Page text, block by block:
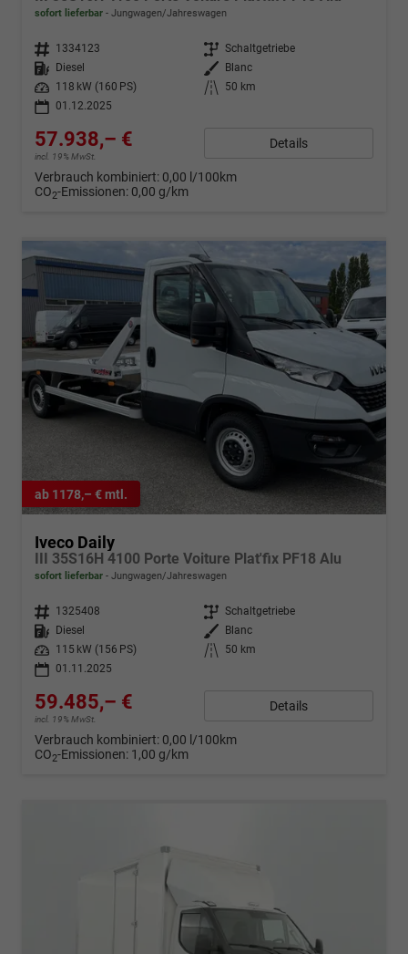
sofort lieferbar Jungwagen/Jahreswagen
Fahrzeugnr. 1334123 Getriebe Schaltgetriebe
Kraftstoff
Diesel Außenfarbe
Blanc
Leistung
118 kW (160 PS) Kilometerstand
50 km
01.12.2025
57.938,– €
incl. 19% MwSt.
Details
Verbrauch kombiniert: 0,00 l/100km
CO2-Emissionen: 0,00 g/km
ab 1178,– € mtl.
Iveco Daily
III 35S16H 4100 Porte Voiture Plat'fix PF18 Alu
sofort lieferbar Jungwagen/Jahreswagen
Fahrzeugnr. 1325408 Getriebe Schaltgetriebe
Kraftstoff
Diesel Außenfarbe
Blanc
Leistung
115 kW (156 PS) Kilometerstand
50 km
01.11.2025
59.485,– €
incl. 19% MwSt.
Details
Verbrauch kombiniert: 0,00 l/100km
CO2-Emissionen: 1,00 g/km